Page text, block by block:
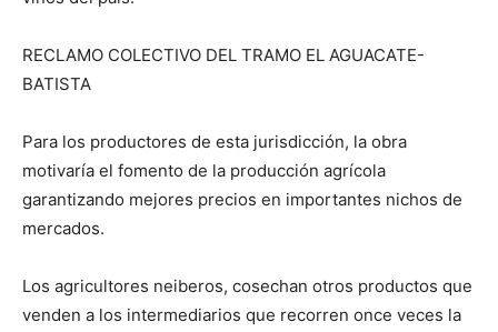
RECLAMO COLECTIVO DEL TRAMO EL AGUACATE-
BATISTA
Para los productores de esta jurisdicción, la obra
motivaría el fomento de la producción agrícola
garantizando mejores precios en importantes nichos de
mercados.
Los agricultores neiberos, cosechan otros productos que
venden a los intermediarios que recorren once veces la